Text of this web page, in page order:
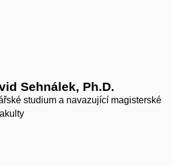
Sehnálek, Ph.D.
studium a navazující magisterské